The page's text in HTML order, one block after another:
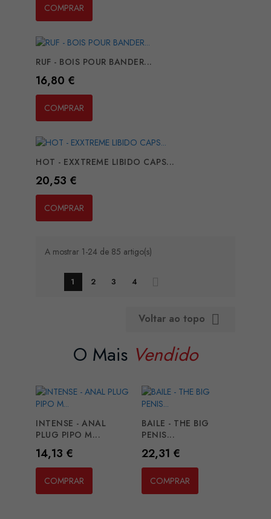
COMPRAR
RUF - BOIS POUR BANDER...
Preço
16,80 €
COMPRAR
HOT - EXXTREME LIBIDO CAPS...
Preço
20,53 €
COMPRAR
A mostrar 1-24 de 85 artigo(s)
1 2 3 4
Voltar ao topo 
O Mais Vendido
INTENSE - ANAL
PLUG PIPO M...
Preço
14,13 €
COMPRAR
BAILE - THE BIG
PENIS...
Preço
22,31 €
COMPRAR